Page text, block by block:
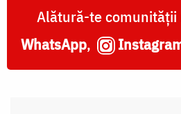
Alătură-te comunității
WhatsApp,